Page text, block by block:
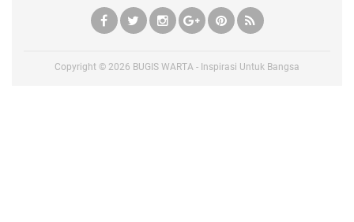
Copyright © 2026 BUGIS WARTA - Inspirasi Untuk Bangsa